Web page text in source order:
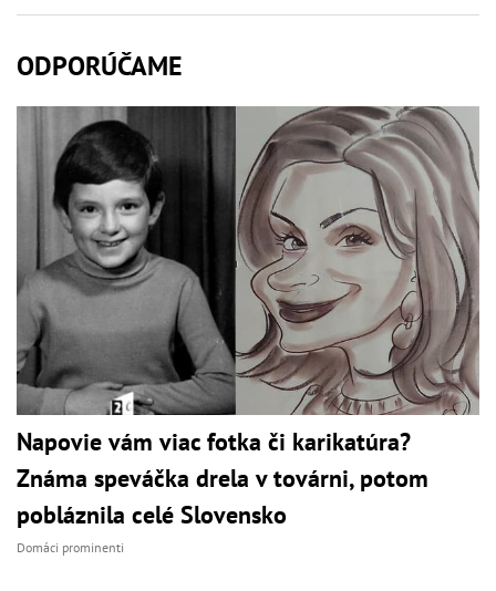
ODPORÚČAME
Napovie vám viac fotka či karikatúra?
Známa speváčka drela v továrni, potom
pobláznila celé Slovensko
Domáci prominenti